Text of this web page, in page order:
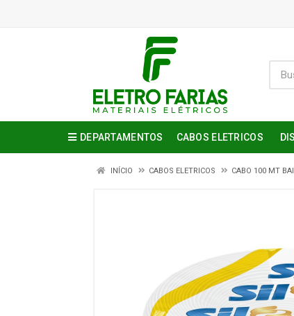
DEPARTAMENTOS CABOS ELETRICOS
INÍCIO CABOS ELETRICOS CABO 100 MT